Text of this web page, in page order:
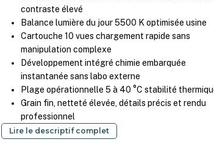
contraste élevé
Balance lumière du jour 5500 K optimisée usine
Cartouche 10 vues chargement rapide sans
manipulation complexe
Développement intégré chimie embarquée
instantanée sans labo externe
Plage opérationnelle 5 à 40 °C stabilité
Grain fin, netteté élevée, détails précis et rendu
professionnel
Lire le descriptif complet